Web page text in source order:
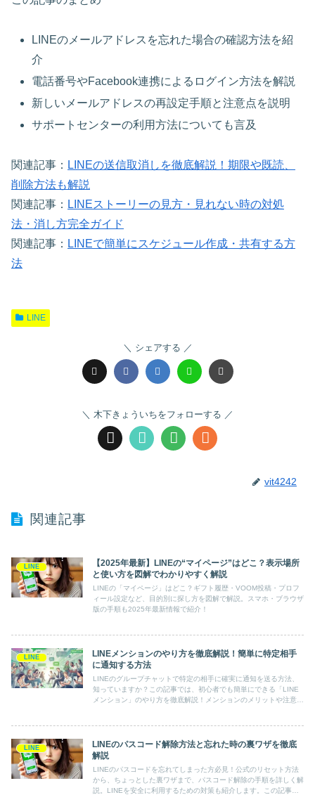
LINEのメールアドレスを忘れた場合の確認方法を紹
介
電話番号やFacebook連携によるログイン方法を解説
新しいメールアドレスの再設定手順と注意点を説明
サポートセンターの利用方法についても言及
関連記事： LINEの送信取消しを徹底解説！期限や既読、
削除方法も解説
関連記事： LINEストーリーの見方・見れない時の対処
法・消し方完全ガイド
関連記事： LINEで簡単にスケジュール作成・共有する方
法
LINE
シェアする
木下きょういちをフォローする
vit4242
関連記事
LINE
【2025年最新】LINEの“マイページ”はどこ？表示場所
と使い方を図解でわかりやすく解説
LINEの「マイページ」はどこ？ギフト履歴・VOOM投稿・プロフ
ィール設定など、目的別に探し方を図解で解説。スマホ・ブラウザ
版の手順も2025年最新情報で紹介！
LINE
LINEメンションのやり方を徹底解説！簡単に特定相手
に通知する方法
LINEのグループチャットで特定の相手に確実に通知を送る方法、
知っていますか？この記事では、初心者でも簡単にできる「LINE
メンション」のやり方を徹底解説！メンションのメリットや注意点
LINE
LINEのパスコード解除方法と忘れた時の裏ワザを徹底
解説
LINEのパスコードを忘れてしまった方必見！公式のリセット方法
から、ちょっとした裏ワザまで、パスコード解除の手順を詳しく解
説。LINEを安全に利用するための対策も紹介します。この記事で